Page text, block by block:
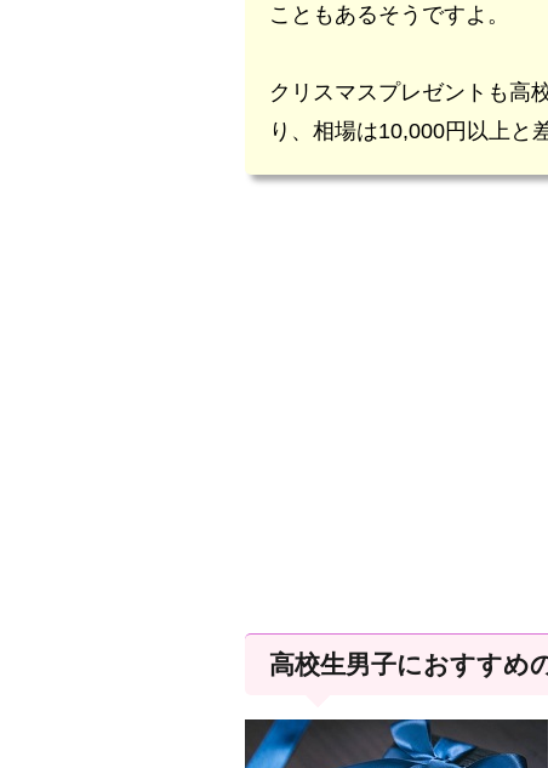
こともあるそうですよ。
クリスマスプレゼントも高
り、相場は10,000円以上と
高校生男子におすすめ